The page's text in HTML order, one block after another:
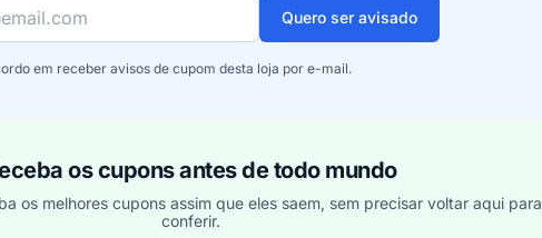
Quero ser avisado
em receber avisos de cupom desta loja por e-mail.
os cupons antes de todo mundo
os melhores cupons assim que eles saem, sem precisar voltar aqui para
conferir.